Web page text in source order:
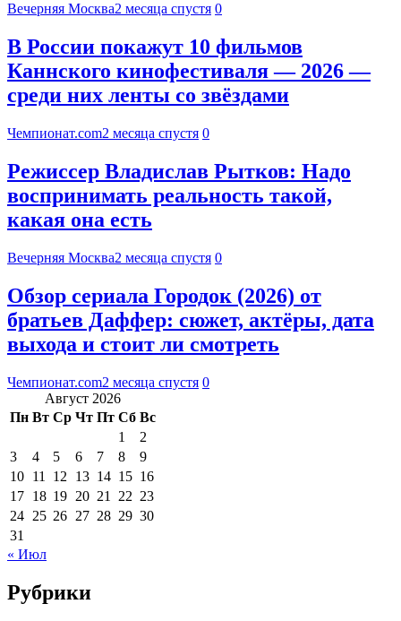
Вечерняя Москва2 месяца спустя 0
В России покажут 10 фильмов
Каннского кинофестиваля — 2026 —
среди них ленты со звёздами
Чемпионат.com2 месяца спустя 0
Режиссер Владислав Рытков: Надо
воспринимать реальность такой,
какая она есть
Вечерняя Москва2 месяца спустя 0
Обзор сериала Городок (2026) от
братьев Даффер: сюжет, актёры, дата
выхода и стоит ли смотреть
Чемпионат.com2 месяца спустя 0
Август 2026
Пн Вт Ср Чт Пт Сб Вс
1
2
3
4 5 6 7 8
9
10 11 12 13 14 15 16
17 18 19 20 21 22 23
24 25 26 27 28 29 30
31
« Июл
Рубрики